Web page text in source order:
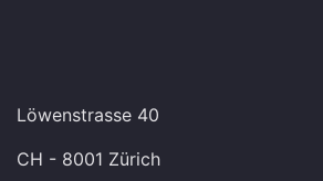
Löwenstrasse 40
CH - 8001 Zürich